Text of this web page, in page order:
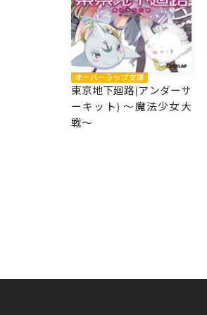
オーバーラップ文庫
東京地下廻路(アンダーサ
ーキット) ～魔法少女大
戦～